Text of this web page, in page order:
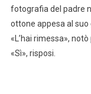
fotografia del padre
ottone appesa al suo
«L’hai rimessa», notò
«Sì», risposi.